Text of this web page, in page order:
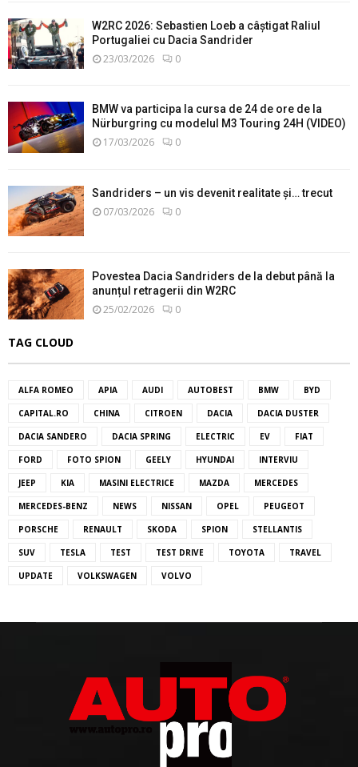
W2RC 2026: Sebastien Loeb a câștigat Raliul
Portugaliei cu Dacia Sandrider
23/03/2026 0
BMW va participa la cursa de 24 de ore de la
Nürburgring cu modelul M3 Touring 24H (VIDEO)
17/03/2026 0
Sandriders – un vis devenit realitate și… trecut
07/03/2026 0
Povestea Dacia Sandriders de la debut până la
anunțul retragerii din W2RC
25/02/2026 0
TAG CLOUD
ALFA ROMEO APIA AUDI AUTOBEST BMW BYD
CAPITAL.RO CHINA CITROEN DACIA DACIA DUSTER
DACIA SANDERO DACIA SPRING ELECTRIC EV FIAT
FORD FOTO SPION GEELY HYUNDAI INTERVIU
JEEP KIA MASINI ELECTRICE MAZDA MERCEDES
MERCEDES-BENZ NEWS NISSAN OPEL PEUGEOT
PORSCHE RENAULT SKODA SPION STELLANTIS
SUV TESLA TEST TEST DRIVE TOYOTA TRAVEL
UPDATE VOLKSWAGEN VOLVO